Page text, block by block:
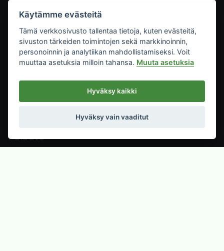
Artikkelit
Etusivu
Metsätrans-Lehti Oy
Palaute
Käytämme evästeitä
Tämä verkkosivusto tallentaa tietoja, kuten evästeitä,
sivuston tärkeiden toimintojen sekä markkinoinnin,
personoinnin ja analytiikan mahdollistamiseksi. Voit
muuttaa asetuksia milloin tahansa. Muuta asetuksia
Hyväksy kaikki
Hyväksy vain vaaditut